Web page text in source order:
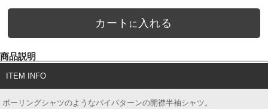
カート に 入れる
商品説明
ITEM INFO
ボーリングシャツのようなバイパターンの開襟半袖シャツ。